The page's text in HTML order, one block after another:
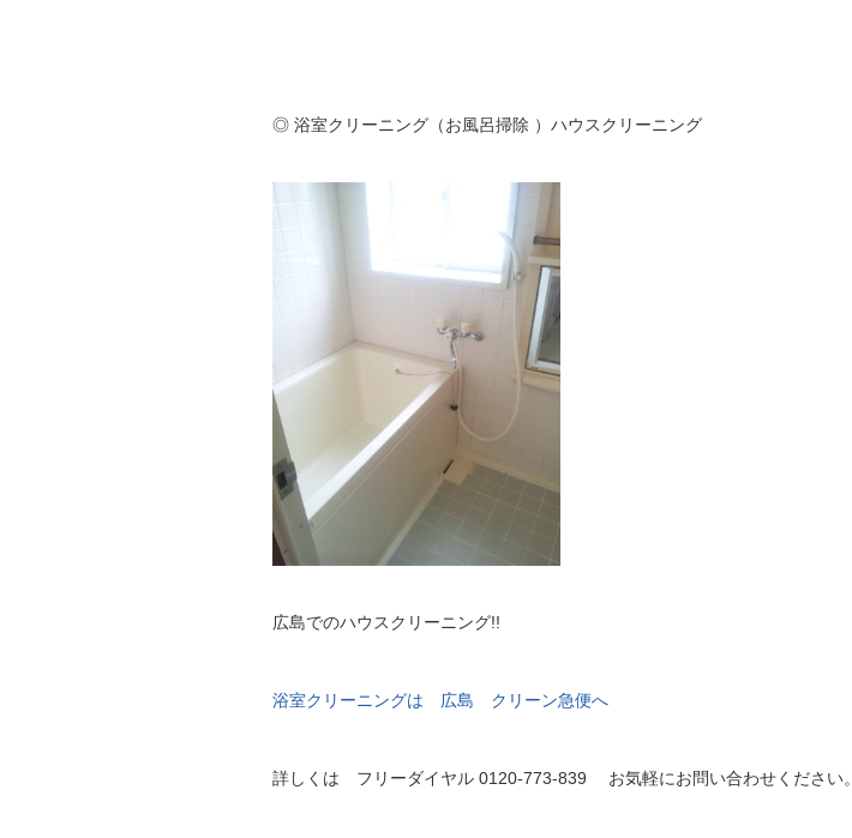
◎ 浴室クリーニング（お風呂掃除 ）ハウスクリーニング
広島でのハウスクリーニング!!
浴室クリーニングは 広島 クリーン急便へ
詳しくは フリーダイヤル 0120-773-839 お気軽にお問い合わせください。